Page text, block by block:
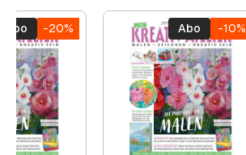
Abo -20% Abo -10%